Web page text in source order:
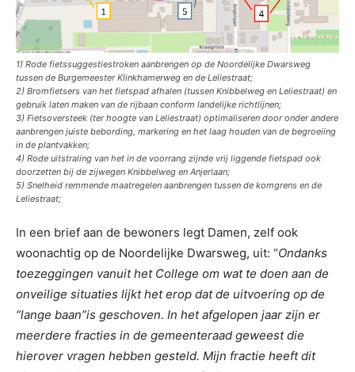
1) Rode fietssuggestiestroken aanbrengen op de Noordelijke Dwarsweg
tussen de Burgemeester Klinkhamerweg en de Leliestraat;
2) Bromfietsers van het fietspad afhalen (tussen Knibbelweg en Leliestraat) en
gebruik laten maken van de rijbaan conform landelijke richtlijnen;
3) Fietsoversteek (ter hoogte van Leliestraat) optimaliseren door onder andere
aanbrengen juiste bebording, markering en het laag houden van de begroeiing
in de plantvakken;
4) Rode uitstraling van het in de voorrang zijnde vrij liggende fietspad ook
doorzetten bij de zijwegen Knibbelweg en Anjerlaan;
5) Snelheid remmende maatregelen aanbrengen tussen de komgrens en de
Leliestraat;
In een brief aan de bewoners legt Damen, zelf ook
woonachtig op de Noordelijke Dwarsweg, uit: “Ondanks
toezeggingen vanuit het College om wat te doen aan de
onveilige situaties lijkt het erop dat de uitvoering op de
“lange baan”is geschoven. In het afgelopen jaar zijn er
meerdere fracties in de gemeenteraad geweest die
hierover vragen hebben gesteld. Mijn fractie heeft dit